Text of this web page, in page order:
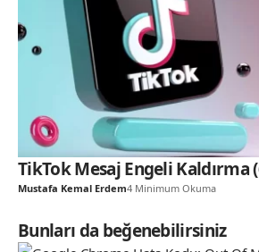
TikTok Mesaj Engeli Kaldırma
Mustafa Kemal Erdem4 Minimum Okuma
Bunları da beğenebilirsiniz